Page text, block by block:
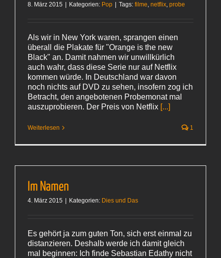
8. März 2015 | Kategorien: Pop | Tags: filme netflix probe
Als wir in New York waren, sprangen einen
überall die Plakate für "Orange is the new
Black" an. Damit nahmen wir unwillkürlich
auch wahr, dass diese Serie nur auf Netflix
kommen würde. In Deutschland war davon
noch nichts auf DVD zu sehen, insofern zog ich
Betracht, den angebotenen Probemonat mal
auszuprobieren. Der Preis von Netflix [...]
Weiterlesen 1
Im Namen
4. März 2015 | Kategorien: Dies und Das
Es gehört ja zum guten Ton, sich erst einmal zu
distanzieren. Deshalb werde ich damit gleich
mal beginnen: Ich finde Sebastian Edathy nicht